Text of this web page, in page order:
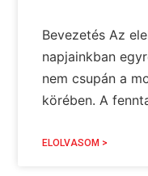
Bevezetés Az
napjainkban
nem csupán a
körében. A
ELOLVASOM >